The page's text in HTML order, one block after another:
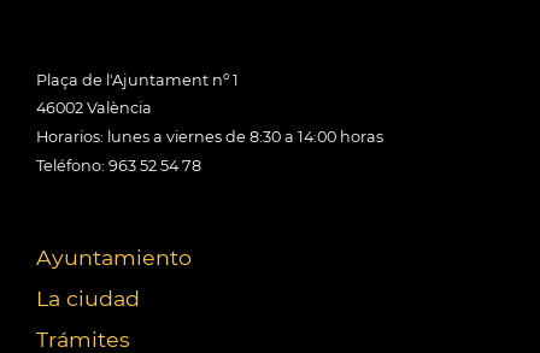
Plaça de l'Ajuntament nº 1
46002 València
Horarios: lunes a viernes de 8:30 a 14:00 horas
Teléfono: 963 52 54 78
Ayuntamiento
La ciudad
Trámites